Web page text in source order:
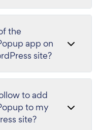
the
app on
site?
to add
to my
site?